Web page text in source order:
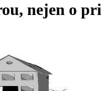
nejen o